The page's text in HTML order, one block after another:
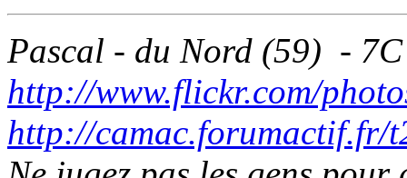
Pascal - du Nord (59) -
http://www.flickr.com/
http://